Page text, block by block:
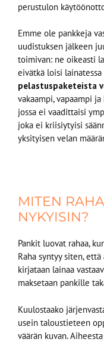
perustulon
Emme ole pankkeja
uudistuksen jälkeen
toimivan: ne oikeasti
eivätkä loisi lainatessa
pelastuspaketeista
vakaampi, vapaampi
jossa ei vaadittaisi
joka ei kriisiytyisi
yksityisen velan
MITEN
NYKYISIN?
Pankit luovat rahaa,
Raha syntyy siten,
kirjataan lainaa
maksetaan pankille
Kuulostaako
usein taloustieteen
väärän kuvan.